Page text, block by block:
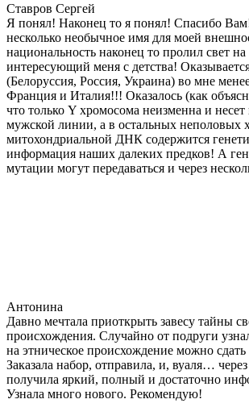
Ставров Сергей
Я понял! Наконец то я понял! Спасибо
несколько необычное имя для моей
национальность наконец то пролил свет на
интересующий меня с детства!
(Белоруссия, Россия, Украина) во мне
Франция и Италия!!! Оказалось (как
что только Y хромосома неизменна и
мужской линии, а в остальных неполовых
митохондриальной ДНК содержится
информация наших далеких предков! А
мутации могут передаваться и через
Антонина
Давно мечтала приоткрыть завесу тайны
происхождения. Случайно от подруги
на этническое происхождение можно
Заказала набор, отправила, и, вуаля…
получила яркий, полный и достаточно
Узнала много нового. Рекомендую!